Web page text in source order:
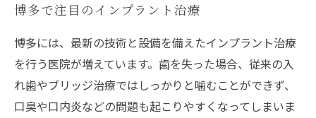
博多で注目のインプラント治療
博多には、最新の技術と設備を備えたインプラント治療
を行う医院が増えています。歯を失った場合、従来の入
れ歯やブリッジ治療ではしっかりと噛むことができず、
口臭や口内炎などの問題も起こりやすくなってしまいま